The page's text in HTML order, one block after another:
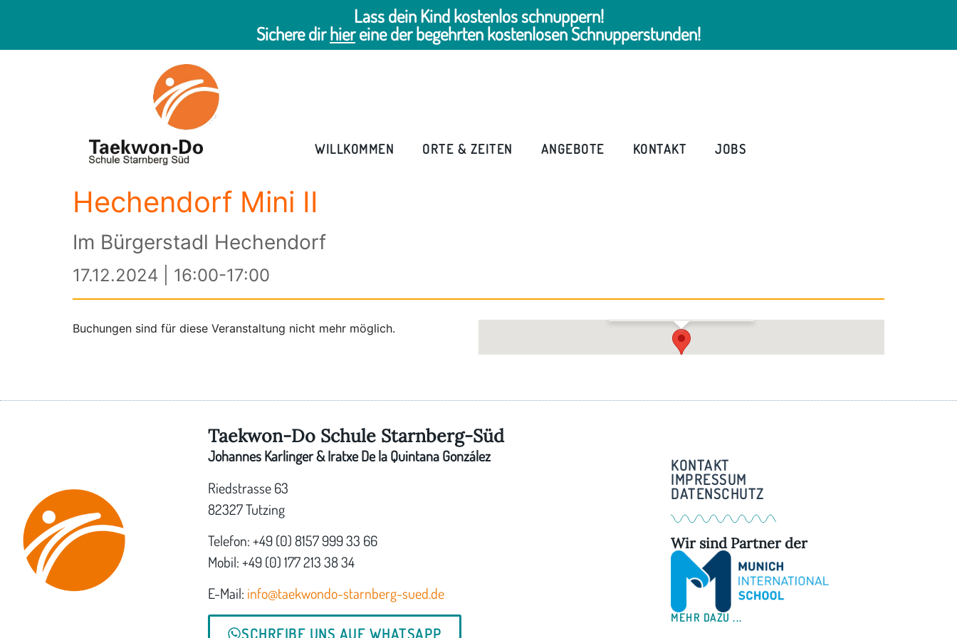
Lass dein Kind kostenlos schnuppern!
Sichere dirhiereine der begehrten kostenlosen Schnupperstunden!
WILLKOMMEN ORTE & ZEITEN ANGEBOTE KONTAKT JOBS
Hechendorf Mini II
Im Bürgerstadl Hechendorf
17.12.2024 | 16:00-17:00
Buchungen sind für diese Veranstaltung nicht mehr möglich.
Taekwon-Do Schule Starnberg-Süd
Johannes Karlinger & Iratxe De la Quintana González
Riedstrasse 63
82327 Tutzing
Telefon: +49 (0) 8157 999 33 66
Mobil: +49 (0) 177 213 38 34
E-Mail: info@taekwondo-starnberg-sued.de
SCHREIBE UNS AUF WHATSAPP
KONTAKT
IMPRESSUM
DATENSCHUTZ
Wir sind Partner der
MEHR DAZU ...